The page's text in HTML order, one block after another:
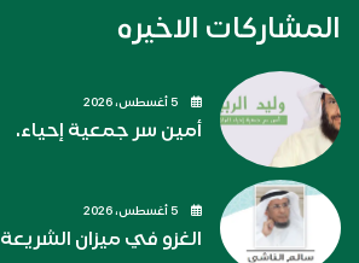
المشاركات الاخيره
أمين سر جمعية إحياء.
الغزو في ميزان الشريعة